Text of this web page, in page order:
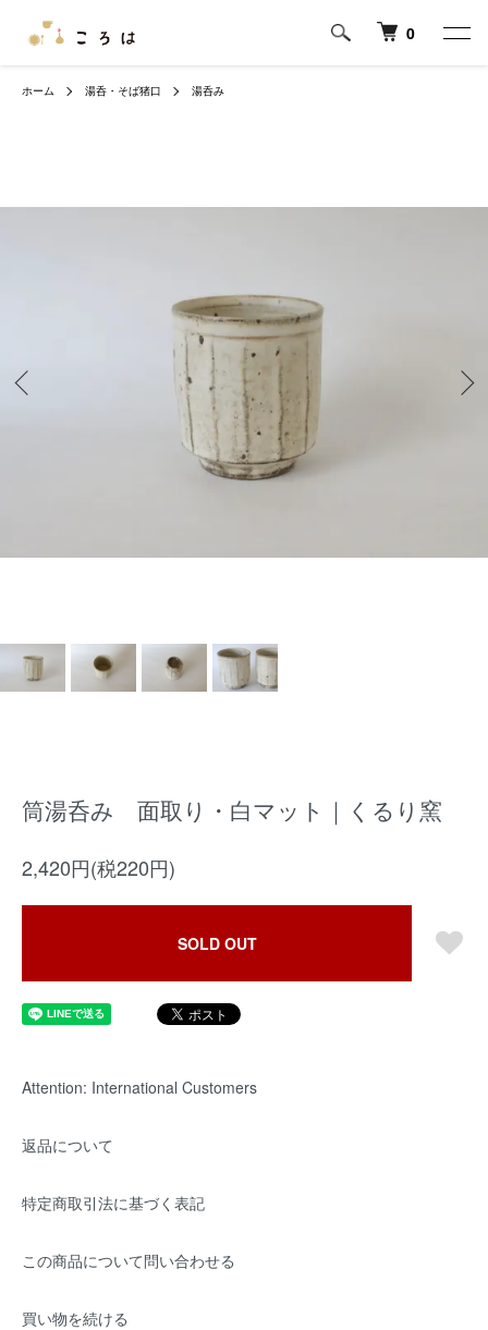
0
ホーム 湯呑・そば猪口 湯呑み
筒湯呑み 面取り・白マット｜くるり窯
2,420円(税220円)
SOLD OUT
Attention: International Customers
返品について
特定商取引法に基づく表記
この商品について問い合わせる
買い物を続ける